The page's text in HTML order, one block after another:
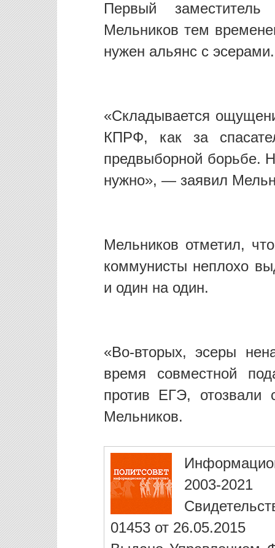
Первый
Мельников тем
нужен альянс с эсерами.
«Складывается
КПРФ, как за
предвыборной борьбе.
нужно», — заявил
Мельников отметил,
коммунисты неплохо
и один на один.
«Во-вторых, эсеры
время совместной
против ЕГЭ,
Мельников.
2003-2021
01453 от 26.05.2015